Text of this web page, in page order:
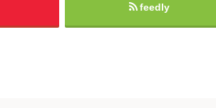
feedly